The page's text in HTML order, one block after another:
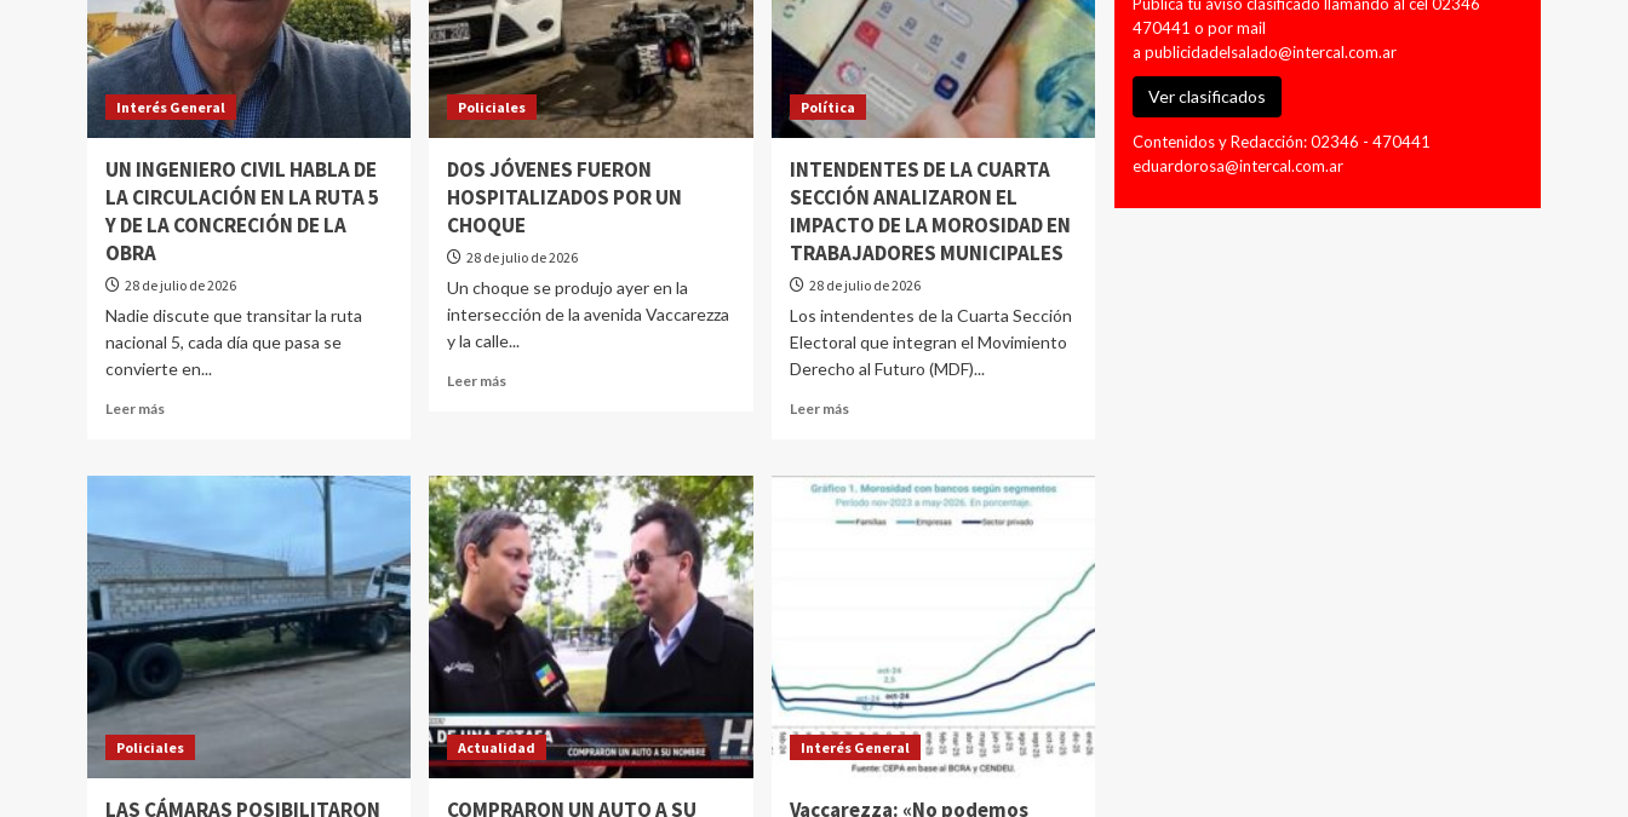
Interés General
UN INGENIERO CIVIL HABLA DE
LA CIRCULACIÓN EN LA RUTA 5
Y DE LA CONCRECIÓN DE LA
OBRA
28 de julio de 2026
Nadie discute que transitar la ruta
nacional 5, cada día que pasa se
convierte en...
Leer más
Policiales
DOS JÓVENES FUERON
HOSPITALIZADOS POR UN
CHOQUE
28 de julio de 2026
Un choque se produjo ayer en la
intersección de la avenida Vaccarezza
y la calle...
Leer más
Política
INTENDENTES DE LA CUARTA
SECCIÓN ANALIZARON EL
IMPACTO DE LA MOROSIDAD EN
TRABAJADORES MUNICIPALES
28 de julio de 2026
Los intendentes de la Cuarta Sección
Electoral que integran el Movimiento
Derecho al Futuro (MDF)...
Leer más
Policiales
LAS CÁMARAS POSIBILITARON
Actualidad
COMPRARON UN AUTO A SU
Interés General
Vaccarezza: «No podemos
Publicá tu aviso clasificado llamando al cel 02346
470441 o por mail
a publicidadelsalado@intercal.com.ar
Ver clasificados
Contenidos y Redacción: 02346 - 470441
eduardorosa@intercal.com.ar